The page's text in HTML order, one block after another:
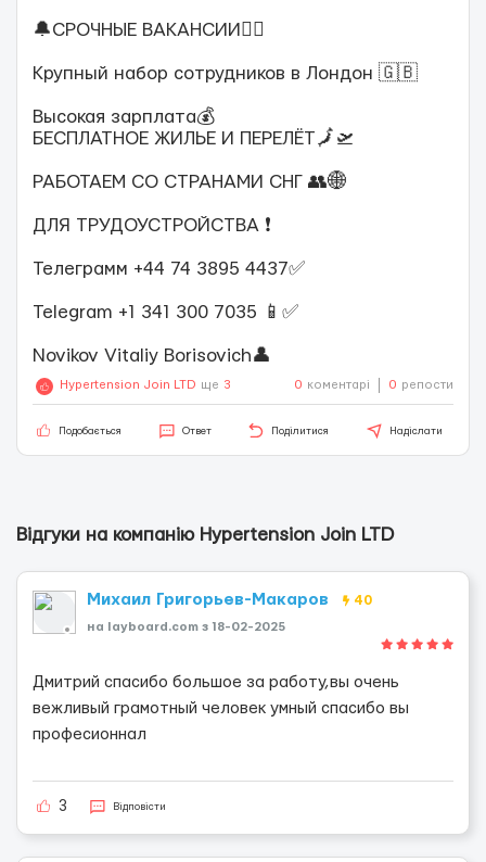
🔔СРОЧНЫЕ ВАКАНСИИ✍🏻
Крупный набор сотрудников в Лондон 🇬🇧
Высокая зарплата💰
БЕСПЛАТНОЕ ЖИЛЬЕ И ПЕРЕЛЁТ🗾🛫
РАБОТАЕМ СО СТРАНАМИ СНГ 👥🌐
ДЛЯ ТРУДОУСТРОЙСТВА ❗️
Телеграмм +44 74 3895 4437✅
Telegram +1 341 300 7035 📱✅
Novikov Vitaliy Borisovich👤
Hypertension Join LTD ще 3 0 коментарі 0 репости
Подобається Ответ Поділитися Надіслати
Відгуки на компанію Hypertension Join LTD
Михаил Григорьев-Макаров 40
на layboard.com з 18-02-2025
Дмитрий спасибо большое за работу,вы очень
вежливый грамотный человек умный спасибо вы
професионнал
3 Відповісти